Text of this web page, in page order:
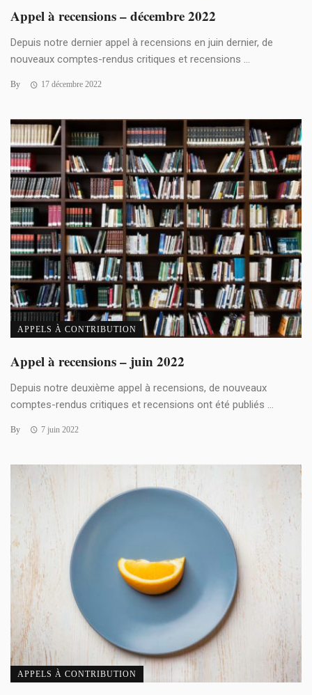
Appel à recensions – décembre 2022
Depuis notre dernier appel à recensions en juin dernier, de
nouveaux comptes-rendus critiques et recensions ...
By 17 décembre 2022
APPELS À CONTRIBUTION
Appel à recensions – juin 2022
Depuis notre deuxième appel à recensions, de nouveaux
comptes-rendus critiques et recensions ont été publiés ...
By 7 juin 2022
APPELS À CONTRIBUTION